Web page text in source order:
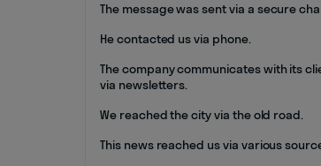
The message was sent via a secure
He contacted us via phone.
The company communicates with its
via newsletters.
We reached the city via the old road.
This news reached us via various